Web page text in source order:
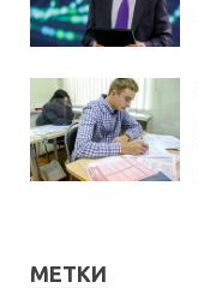
МЕТКИ